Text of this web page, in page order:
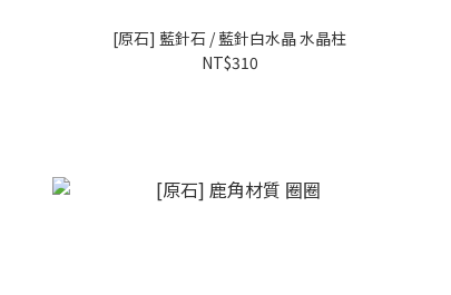
[原石] 藍針石 / 藍針白水晶 水晶柱
NT$310